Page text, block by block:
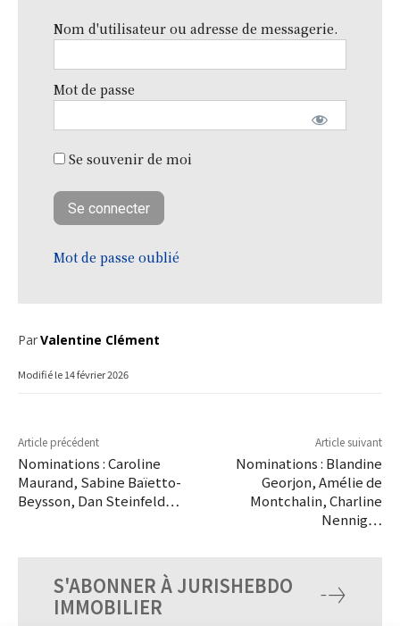
Nom d'utilisateur ou adresse de messagerie.
Mot de passe
Se souvenir de moi
Mot de passe oublié
ParValentine Clément
Modifié le14 février 2026
Article précédent
Nominations : Caroline
Maurand, Sabine Baïetto-
Beysson, Dan Steinfeld…
Article suivant
Nominations : Blandine
Georjon, Amélie de
Montchalin, Charline
Nennig…
S'ABONNER À JURISHEBDO
IMMOBILIER